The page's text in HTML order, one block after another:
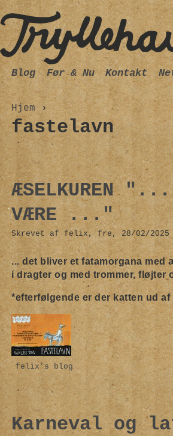
Hjem ›
fastelavn
ÆSELKUREN
VÆRE ..."
Skrevet af felix, fre, 28/02/2025
... det bliver et fatamorgana med
i dragter og med trommer, fløjter
*efterfølgende er der katten ud
felix's blog
Karneval og
Blog Før & Nu Kontakt